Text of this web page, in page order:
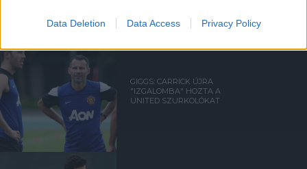
Data Deletion Data Access Privacy Policy
GIGGS: CARRICK ÚJRA
"IZGALOMBA" HOZTA A
UNITED SZURKOLÓKAT